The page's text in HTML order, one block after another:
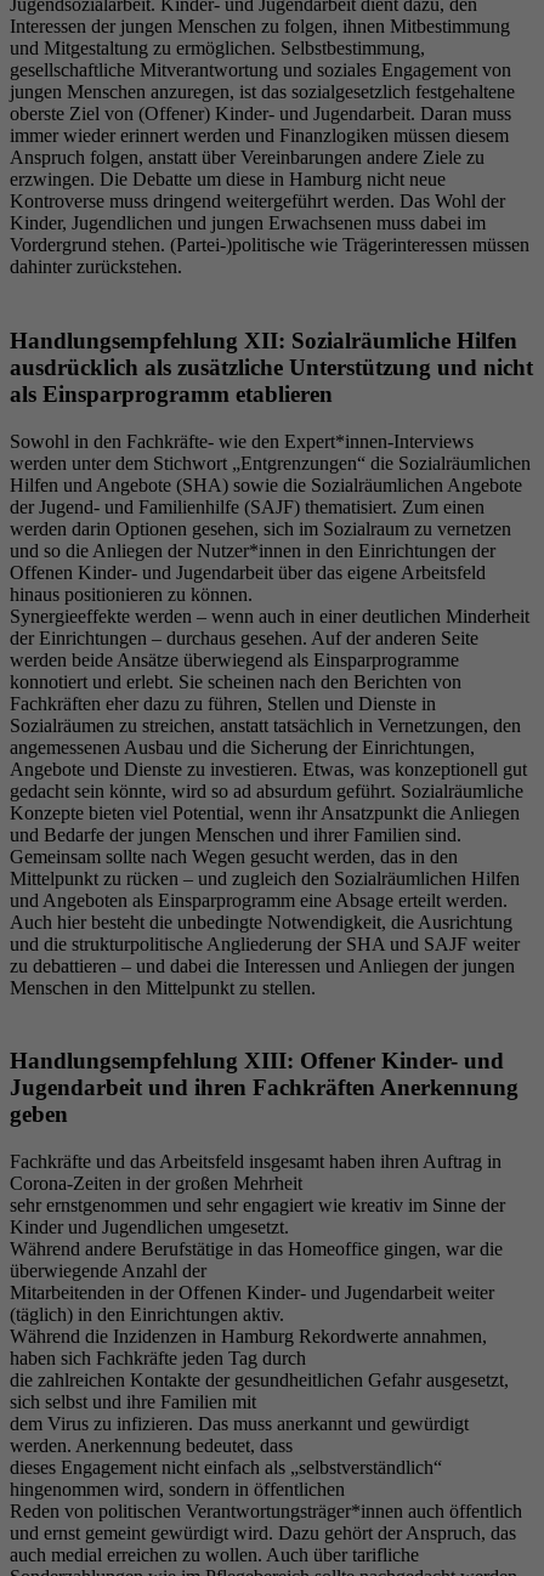
Jugendsozialarbeit. Kinder- und Jugendarbeit dient dazu, den
Interessen der jungen Menschen zu folgen, ihnen Mitbestimmung
und Mitgestaltung zu ermöglichen. Selbstbestimmung,
gesellschaftliche Mitverantwortung und soziales Engagement von
jungen Menschen anzuregen, ist das sozialgesetzlich festgehaltene
oberste Ziel von (Offener) Kinder- und Jugendarbeit. Daran muss
immer wieder erinnert werden und Finanzlogiken müssen diesem
Anspruch folgen, anstatt über Vereinbarungen andere Ziele zu
erzwingen. Die Debatte um diese in Hamburg nicht neue
Kontroverse muss dringend weitergeführt werden. Das Wohl der
Kinder, Jugendlichen und jungen Erwachsenen muss dabei im
Vordergrund stehen. (Partei-)politische wie Trägerinteressen müssen
dahinter zurückstehen.
Handlungsempfehlung XII: Sozialräumliche Hilfen
ausdrücklich als zusätzliche Unterstützung und nicht
als Einsparprogramm etablieren
Sowohl in den Fachkräfte- wie den Expert*innen-Interviews
werden unter dem Stichwort „Entgrenzungen“ die Sozialräumlichen
Hilfen und Angebote (SHA) sowie die Sozialräumlichen Angebote
der Jugend- und Familienhilfe (SAJF) thematisiert. Zum einen
werden darin Optionen gesehen, sich im Sozialraum zu vernetzen
und so die Anliegen der Nutzer*innen in den Einrichtungen der
Offenen Kinder- und Jugendarbeit über das eigene Arbeitsfeld
hinaus positionieren zu können.
Synergieeffekte werden – wenn auch in einer deutlichen Minderheit
der Einrichtungen – durchaus gesehen. Auf der anderen Seite
werden beide Ansätze überwiegend als Einsparprogramme
konnotiert und erlebt. Sie scheinen nach den Berichten von
Fachkräften eher dazu zu führen, Stellen und Dienste in
Sozialräumen zu streichen, anstatt tatsächlich in Vernetzungen, den
angemessenen Ausbau und die Sicherung der Einrichtungen,
Angebote und Dienste zu investieren. Etwas, was konzeptionell gut
gedacht sein könnte, wird so ad absurdum geführt. Sozialräumliche
Konzepte bieten viel Potential, wenn ihr Ansatzpunkt die Anliegen
und Bedarfe der jungen Menschen und ihrer Familien sind.
Gemeinsam sollte nach Wegen gesucht werden, das in den
Mittelpunkt zu rücken – und zugleich den Sozialräumlichen Hilfen
und Angeboten als Einsparprogramm eine Absage erteilt werden.
Auch hier besteht die unbedingte Notwendigkeit, die Ausrichtung
und die strukturpolitische Angliederung der SHA und SAJF weiter
zu debattieren – und dabei die Interessen und Anliegen der jungen
Menschen in den Mittelpunkt zu stellen.
Handlungsempfehlung XIII: Offener Kinder- und
Jugendarbeit und ihren Fachkräften Anerkennung
geben
Fachkräfte und das Arbeitsfeld insgesamt haben ihren Auftrag in
Corona-Zeiten in der großen Mehrheit
sehr ernstgenommen und sehr engagiert wie kreativ im Sinne der
Kinder und Jugendlichen umgesetzt.
Während andere Berufstätige in das Homeoffice gingen, war die
überwiegende Anzahl der
Mitarbeitenden in der Offenen Kinder- und Jugendarbeit weiter
(täglich) in den Einrichtungen aktiv.
Während die Inzidenzen in Hamburg Rekordwerte annahmen,
haben sich Fachkräfte jeden Tag durch
die zahlreichen Kontakte der gesundheitlichen Gefahr ausgesetzt,
sich selbst und ihre Familien mit
dem Virus zu infizieren. Das muss anerkannt und gewürdigt
werden. Anerkennung bedeutet, dass
dieses Engagement nicht einfach als „selbstverständlich“
hingenommen wird, sondern in öffentlichen
Reden von politischen Verantwortungsträger*innen auch öffentlich
und ernst gemeint gewürdigt wird. Dazu gehört der Anspruch, das
auch medial erreichen zu wollen. Auch über tarifliche